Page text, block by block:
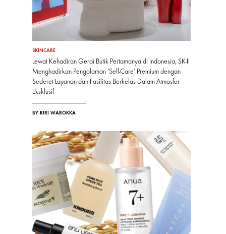
SKINCARE
Lewat Kehadiran Gerai Butik Pertamanya di Indonesia, SK-II
Menghadirkan Pengalaman ‘Self-Care’ Premium dengan
Sederet Layanan dan Fasilitas Berkelas Dalam Atmosfer
Eksklusif
BY RIRI WAROKKA